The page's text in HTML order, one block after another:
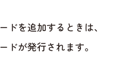
を追加するときは、
ドが発行されます。